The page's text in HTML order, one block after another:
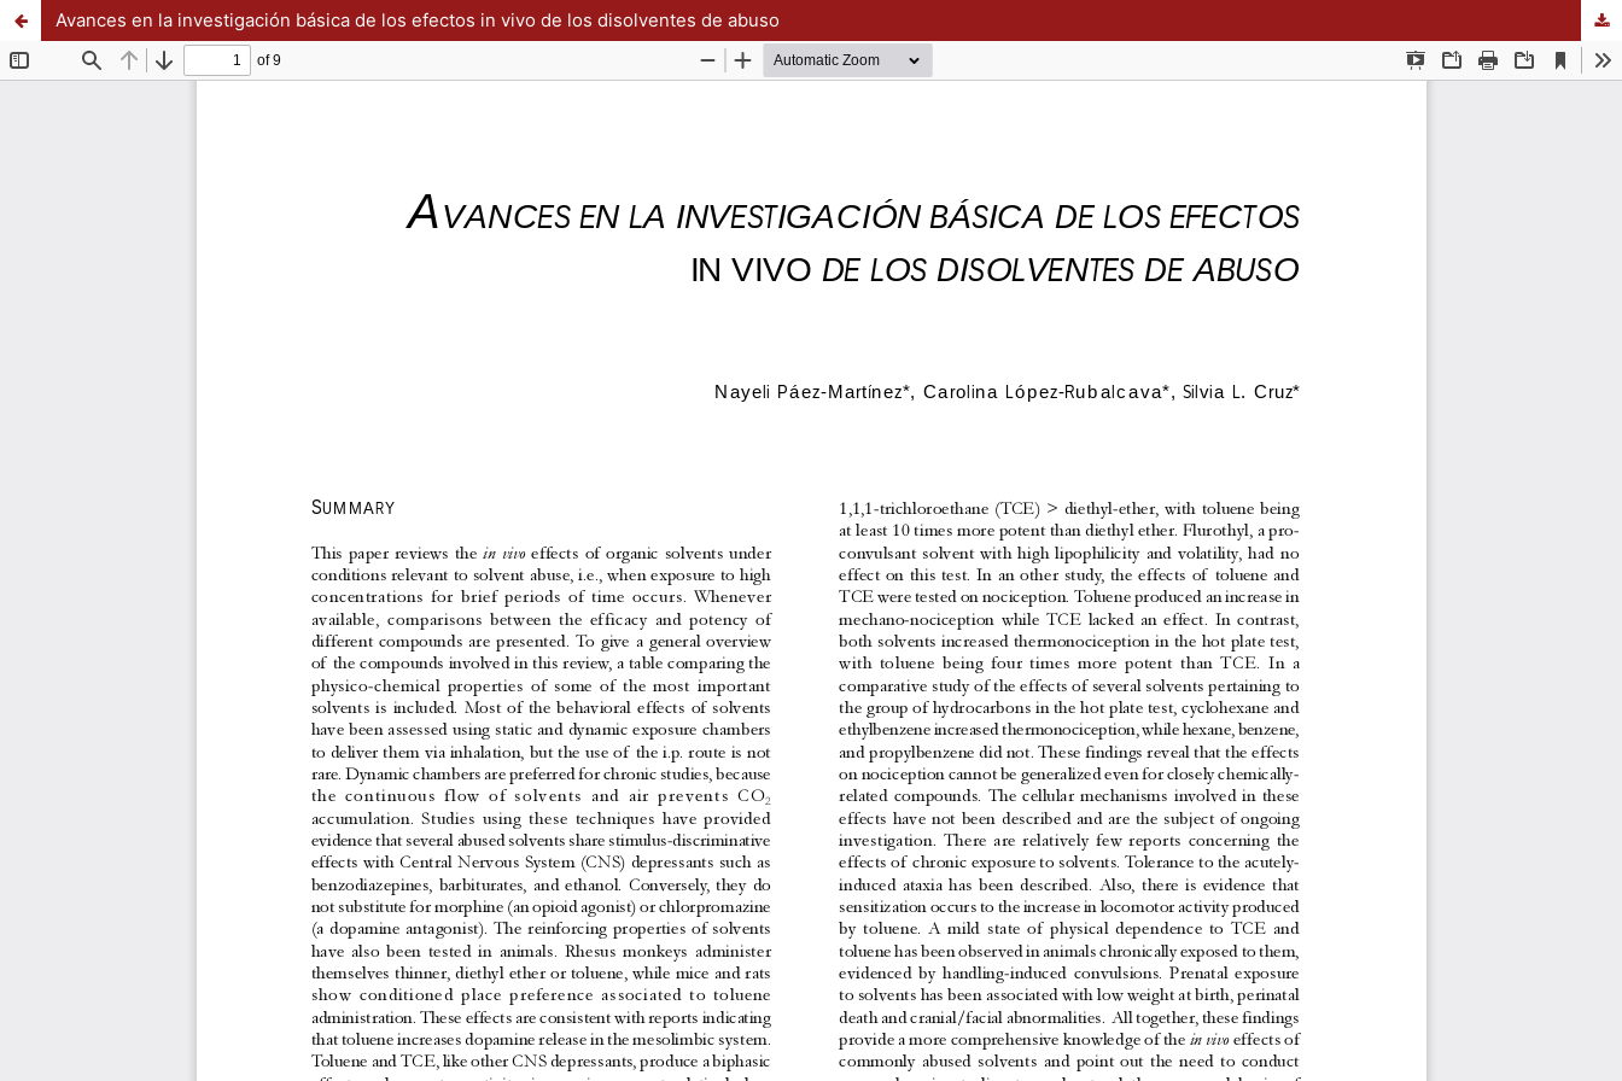
Avances en la investigación básica de los efectos in vivo de los disolventes de abuso